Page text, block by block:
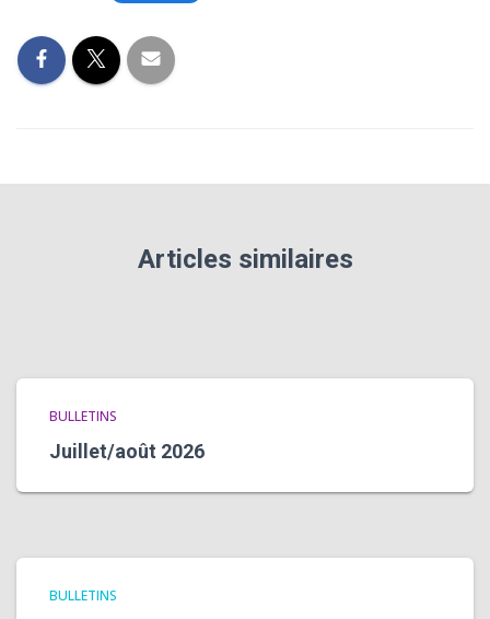
Articles similaires
BULLETINS
Juillet/août 2026
BULLETINS